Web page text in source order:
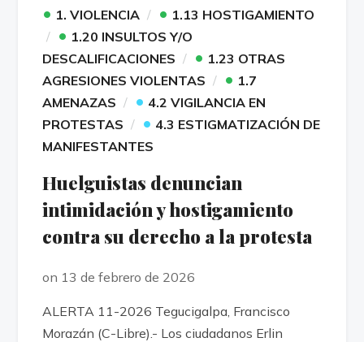
• 1. VIOLENCIA • 1.13 HOSTIGAMIENTO
• 1.20 INSULTOS Y/O
DESCALIFICACIONES
• 1.23 OTRAS
AGRESIONES VIOLENTAS
• 1.7
AMENAZAS
• 4.2 VIGILANCIA EN
PROTESTAS
• 4.3 ESTIGMATIZACIÓN DE
MANIFESTANTES
Huelguistas denuncian
intimidación y hostigamiento
contra su derecho a la protesta
on 13 de febrero de 2026
ALERTA 11-2026 Tegucigalpa, Francisco
Morazán (C-Libre).- Los ciudadanos Erlin